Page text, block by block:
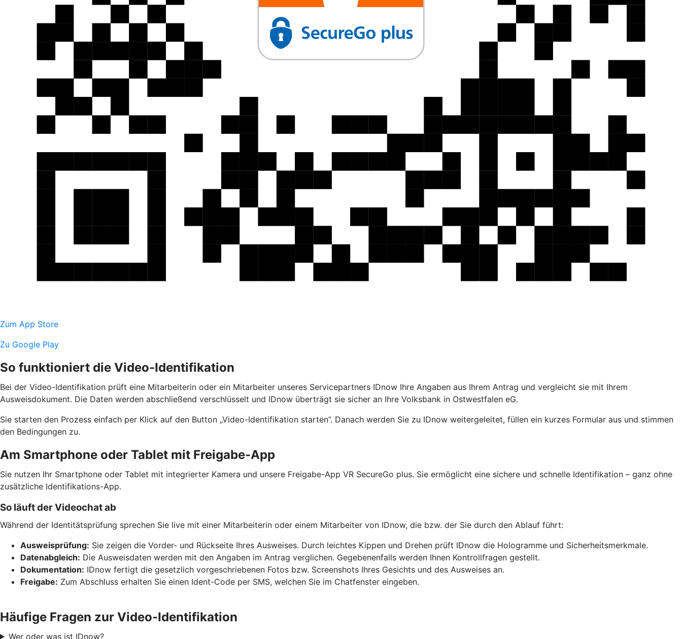
Zum App Store
Zu Google Play
So funktioniert die Video-Identifikation
Bei der Video-Identifikation prüft eine Mitarbeiterin oder ein Mitarbeiter unseres Servicepartners IDnow Ihre Angaben aus Ihrem Antrag und vergleicht sie mit Ihrem
Ausweisdokument. Die Daten werden abschließend verschlüsselt und IDnow überträgt sie sicher an Ihre Volksbank in Ostwestfalen eG.
Sie starten den Prozess einfach per Klick auf den Button „Video-Identifikation starten”. Danach werden Sie zu IDnow weitergeleitet, füllen ein kurzes Formular aus und stimmen
den Bedingungen zu.
Am Smartphone oder Tablet mit Freigabe-App
Sie nutzen Ihr Smartphone oder Tablet mit integrierter Kamera und unsere Freigabe-App VR SecureGo plus. Sie ermöglicht eine sichere und schnelle Identifikation – ganz ohne
zusätzliche Identifikations-App.
So läuft der Videochat ab
Während der Identitätsprüfung sprechen Sie live mit einer Mitarbeiterin oder einem Mitarbeiter von IDnow, die bzw. der Sie durch den Ablauf führt:
Ausweisprüfung: Sie zeigen die Vorder- und Rückseite Ihres Ausweises. Durch leichtes Kippen und Drehen prüft IDnow die Hologramme und Sicherheitsmerkmale.
Datenabgleich: Die Ausweisdaten werden mit den Angaben im Antrag verglichen. Gegebenenfalls werden Ihnen Kontrollfragen gestellt.
Dokumentation: IDnow fertigt die gesetzlich vorgeschriebenen Fotos bzw. Screenshots Ihres Gesichts und des Ausweises an.
Freigabe: Zum Abschluss erhalten Sie einen Ident-Code per SMS, welchen Sie im Chatfenster eingeben.
Häufige Fragen zur Video-Identifikation
Wer oder was ist IDnow?